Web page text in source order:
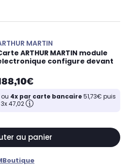
MARTIN
ARTHUR MARTIN module
configure devant
ou 4x par carte bancaire51,73€ puis
3x 47,02
au panier